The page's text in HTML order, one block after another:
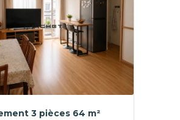
3 pièces 64 m²